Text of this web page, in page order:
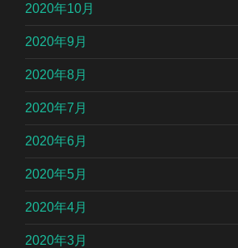
2020年10月
2020年9月
2020年8月
2020年7月
2020年6月
2020年5月
2020年4月
2020年3月